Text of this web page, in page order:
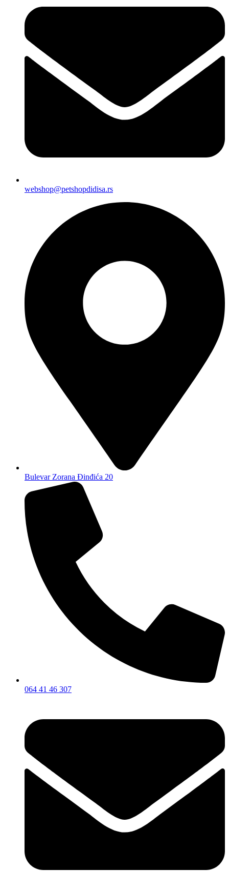
webshop@petshopdidisa.rs
Bulevar Zorana Đinđića 20
064 41 46 307